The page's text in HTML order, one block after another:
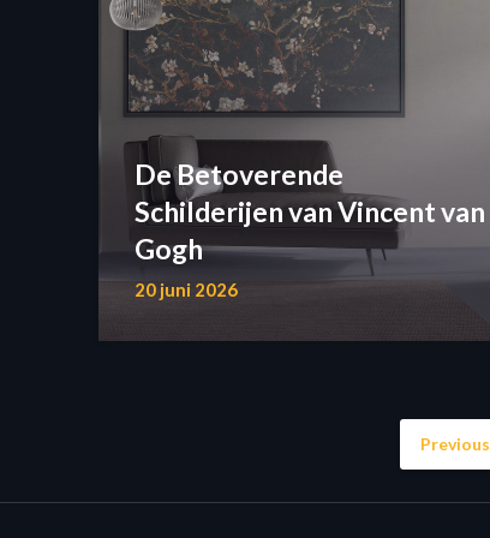
De Betoverende
Schilderijen van Vincent van
Gogh
20 juni 2026
Previous